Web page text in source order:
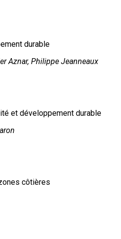
durable
Aznar, Philippe Jeanneaux
et développement durable
côtières